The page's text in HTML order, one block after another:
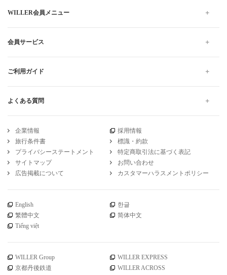
WILLER会員メニュー
会員サービス
ご利用ガイド
よくある質問
企業情報
採用情報
旅行条件書
標識・約款
プライバシーステートメント
特定商取引法に基づく表記
サイトマップ
お問い合わせ
広告掲載について
カスタマーハラスメントポリシー
English
한글
繁體中文
简体中文
Tiếng việt
WILLER Group
WILLER EXPRESS
京都丹後鉄道
WILLER ACROSS